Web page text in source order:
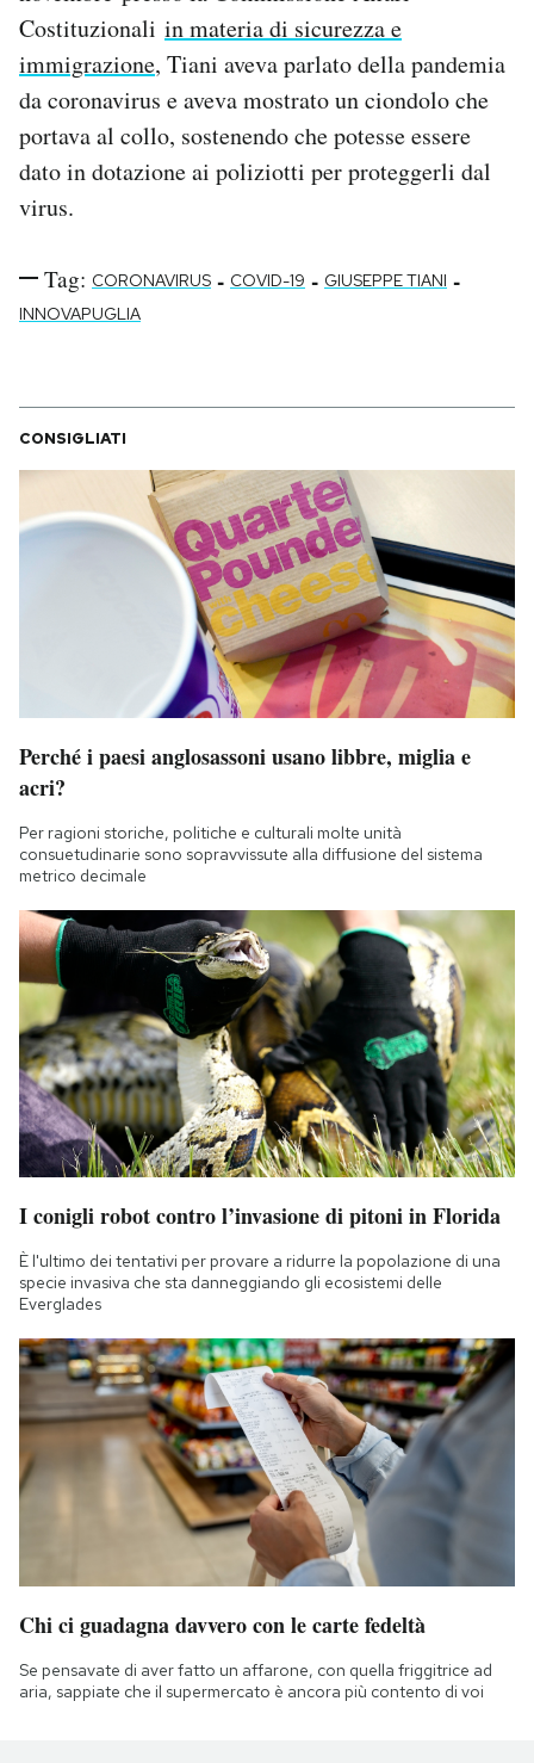
Costituzionali in materia di sicurezza e
immigrazione, Tiani aveva parlato della pandemia
da coronavirus e aveva mostrato un ciondolo che
portava al collo, sostenendo che potesse essere
dato in dotazione ai poliziotti per proteggerli dal
virus.
Tag: CORONAVIRUS - COVID-19 - GIUSEPPE TIANI -
INNOVAPUGLIA
CONSIGLIATI
Perché i paesi anglosassoni usano libbre, miglia e
acri?
Per ragioni storiche, politiche e culturali molte unità
consuetudinarie sono sopravvissute alla diffusione del sistema
metrico decimale
I conigli robot contro l’invasione di pitoni in Florida
È l'ultimo dei tentativi per provare a ridurre la popolazione di una
specie invasiva che sta danneggiando gli ecosistemi delle
Everglades
Chi ci guadagna davvero con le carte fedeltà
Se pensavate di aver fatto un affarone, con quella friggitrice ad
aria, sappiate che il supermercato è ancora più contento di voi